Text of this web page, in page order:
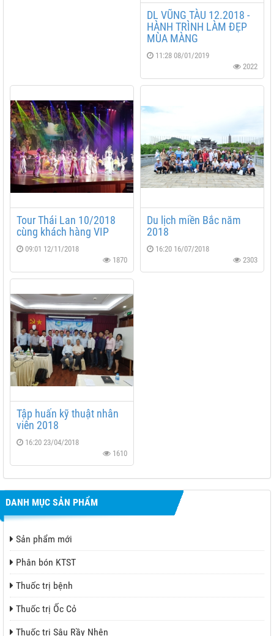
DL VŨNG TÀU 12.2018 -
HÀNH TRÌNH LÀM ĐẸP
MÙA MÀNG
11:28 08/01/2019
2022
Tour Thái Lan 10/2018
cùng khách hàng VIP
09:01 12/11/2018
1870
Du lịch miền Bắc năm
2018
16:20 16/07/2018
2303
Tập huấn kỹ thuật nhân
viên 2018
16:20 23/04/2018
1610
DANH MỤC SẢN PHẨM
Sản phẩm mới
Phân bón KTST
Thuốc trị bệnh
Thuốc trị Ốc Cỏ
Thuốc trị Sâu Rầy Nhện